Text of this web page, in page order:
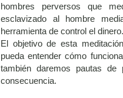
hombres perversos que
esclavizado al hombre
herramienta de control el dinero.
El objetivo de esta
pueda entender cómo
también daremos pautas
consecuencia.